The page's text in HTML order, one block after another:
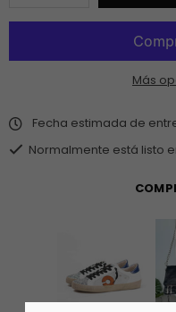
Más
Fecha estimada de
Normalmente está listo